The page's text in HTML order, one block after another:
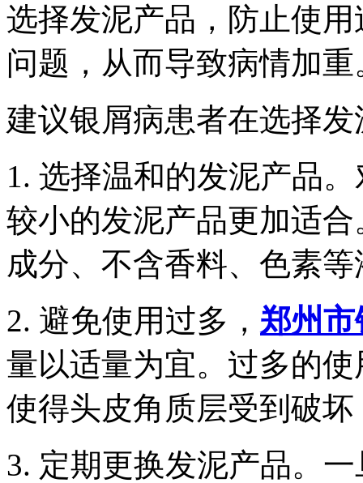
选择发泥产品，防止使
问题，从而导致病情加重
建议银屑病患者在选择
1. 选择温和的发泥产品
较小的发泥产品更加适
成分、不含香料、色素
2. 避免使用过多， 郑州
量以适量为宜。过多的
使得头皮角质层受到破
3. 定期更换发泥产品。